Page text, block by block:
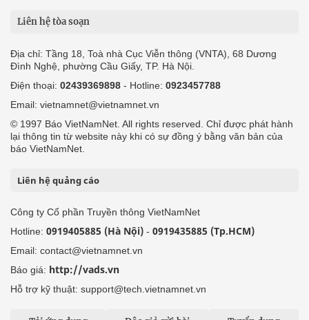
Liên hệ tòa soạn
Địa chỉ: Tầng 18, Toà nhà Cục Viễn thông (VNTA), 68 Dương
Đình Nghệ, phường Cầu Giấy, TP. Hà Nội.
Điện thoại: 02439369898 - Hotline: 0923457788
Email: vietnamnet@vietnamnet.vn
© 1997 Báo VietNamNet. All rights reserved. Chỉ được phát hành
lại thông tin từ website này khi có sự đồng ý bằng văn bản của
báo VietNamNet.
Liên hệ quảng cáo
Công ty Cổ phần Truyền thông VietNamNet
Hotline: 0919405885 (Hà Nội) - 0919435885 (Tp.HCM)
Email: contact@vietnamnet.vn
Báo giá: http://vads.vn
Hỗ trợ kỹ thuật: support@tech.vietnamnet.vn